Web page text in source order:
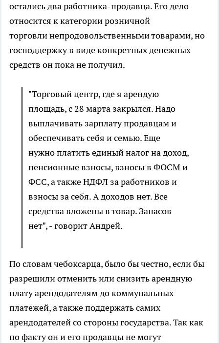
остались два работника-продавца. Его дело
относится к категории розничной
торговли непродовольственными товарами, но
господдержку в виде конкретных денежных
средств он пока не получил.
"Торговый центр, где я арендую
площадь, с 28 марта закрылся. Надо
выплачивать зарплату продавцам и
обеспечивать себя и семью. Еще
нужно платить единый налог на доход,
пенсионные взносы, взносы в ФОСМ и
ФСС, а также НДФЛ за работников и
взносы за себя. А доходов нет. Все
средства вложены в товар. Запасов
нет", - говорит Андрей.
По словам чебоксарца, было бы честно, если бы
разрешили отменить или снизить арендную
плату арендодателям до коммунальных
платежей, а также поддержать самих
арендодателей со стороны государства. Так как
по факту он и его продавцы не могут